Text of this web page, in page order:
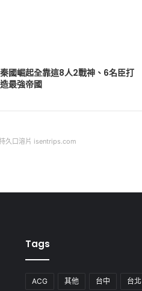
秦國崛起全靠這8人2戰神、6名臣打
造最強帝國
久口溶片 isentrips.com
Tags
ACG 其他 台中 台北